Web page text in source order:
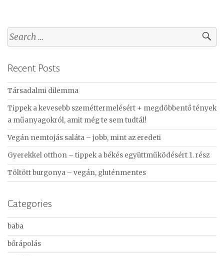
S
e
r
c
h
f
o
r
:
Recent Posts
Társadalmi dilemma
Tippek a kevesebb szeméttermelésért + megdöbbentő tények
a műanyagokról, amit még te sem tudtál!
Vegán nemtojás saláta – jobb, mint az eredeti
Gyerekkel otthon – tippek a békés együttműködésért 1. rész
Töltött burgonya – vegán, gluténmentes
Categories
baba
bőrápolás